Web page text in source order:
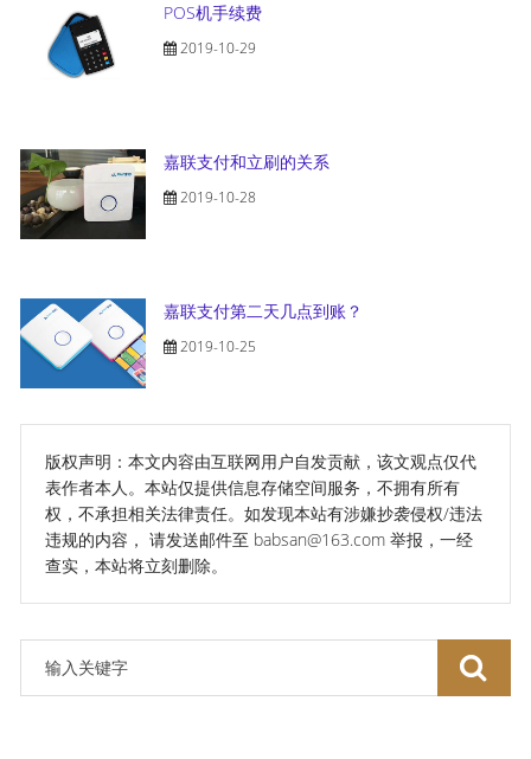
POS机手续费
2019-10-29
嘉联支付和立刷的关系
2019-10-28
嘉联支付第二天几点到账？
2019-10-25
版权声明：本文内容由互联网用户自发贡献，该文观点仅代
表作者本人。本站仅提供信息存储空间服务，不拥有所有
权，不承担相关法律责任。如发现本站有涉嫌抄袭侵权/违法
违规的内容， 请发送邮件至 babsan@163.com 举报，一经
查实，本站将立刻删除。